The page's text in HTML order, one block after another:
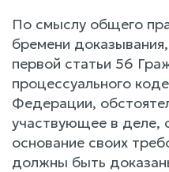
По смыслу общего
бремени
первой статьи 56
процессуального
Федерации,
участвующее в деле,
основание своих
должны быть